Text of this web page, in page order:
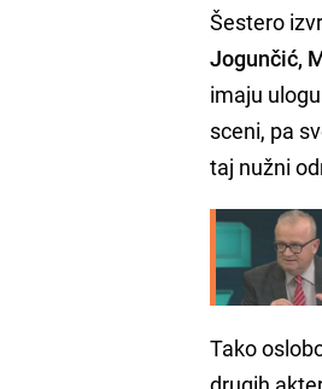
Šestero
Jogunčić,
imaju
sceni, pa
taj nužni
Tako